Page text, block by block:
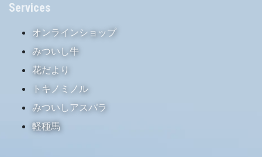
Services
オンラインショップ
みついし牛
花だより
トキノミノル
みついしアスパラ
軽種馬